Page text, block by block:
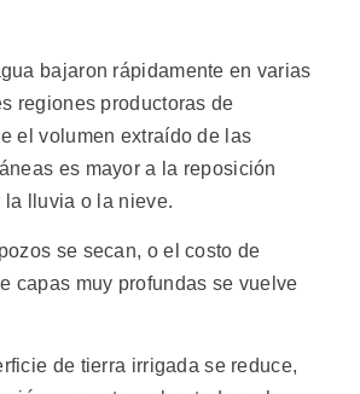
bajaron rápidamente en varias
regiones productoras de
el volumen extraído de las
es mayor a la reposición
la lluvia o la nieve.
se secan, o el costo de
capas muy profundas se vuelve
de tierra irrigada se reduce,